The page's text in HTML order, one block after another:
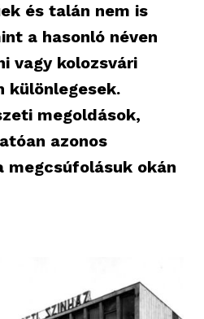
és talán nem is
a hasonló néven
vagy kolozsvári
különlegesek.
megoldások,
azonos
megcsúfolásuk okán